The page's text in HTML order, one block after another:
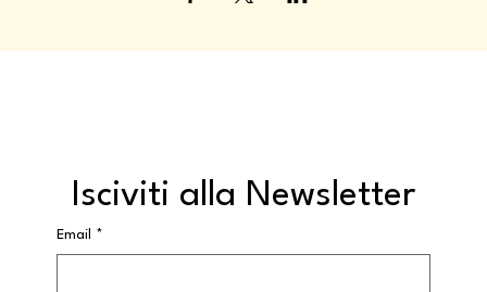
Isciviti alla Newsletter
Email *